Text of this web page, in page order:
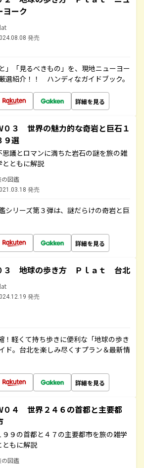
ヨーク
発売
」「見るべきもの」を、現地ニューヨー
選紹介！！ ハンディなガイドブック。
詳細を見る
０３ 世界の魅力的な奇岩と巨石１
９選
思議とロマンに満ちた岩石の謎を旅の雑
とともに解説
の図鑑
発売
シリーズ第３弾は、謎だらけの奇岩と巨
詳細を見る
３ 地球の歩き方 Ｐｌａｔ 台北
発売
！軽くて持ち歩きに便利な「地球の歩き
ド。台北を楽しみ尽くすプラン＆最新情
詳細を見る
０４ 世界２４６の首都と主要都
９９の首都と４７の主要都市を旅の雑学
ともに解説
の図鑑